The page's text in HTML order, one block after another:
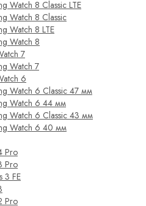
Watch 8 Classic LTE
Watch 8 Classic
Watch 8 LTE
Watch 8
7
Watch 7
6
Watch 6 Classic 47 мм
Watch 6 44 мм
Watch 6 Classic 43 мм
Watch 6 40 мм
Pro
Pro
3 FE
Pro